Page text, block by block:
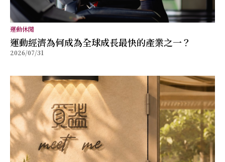
運動休閒
運動經濟為何成為全球成長最快的產業之一？
2026/07/31